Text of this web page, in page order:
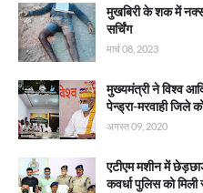
मुखबिरी के शक में
सर्चिंग
मार्च 08, 2023
मुख्यमंत्री ने विश्व
पेन्ड्रा-मरवाही जिले
अगस्त 09, 2020
एटीएम मशीन में
कवर्धा पुलिस को